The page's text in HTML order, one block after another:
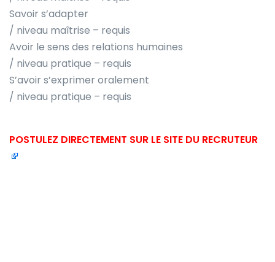
Savoir s’adapter
/ niveau maîtrise – requis
Avoir le sens des relations humaines
/ niveau pratique – requis
S’avoir s’exprimer oralement
/ niveau pratique – requis
POSTULEZ DIRECTEMENT SUR LE SITE DU RECRUTEUR